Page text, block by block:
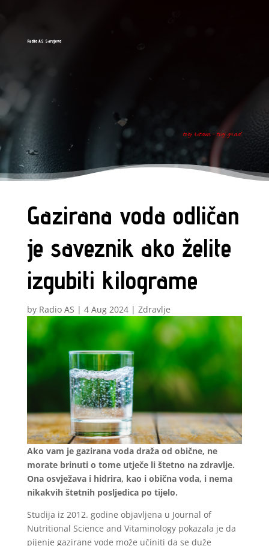
Radio AS Sarajevo
tvoj ritam - tvoj grad
Gazirana voda odličan
je saveznik ako želite
izgubiti kilograme
by Radio AS | 4 Aug 2024| Zdravlje
Ako vam je gazirana voda draža od obične, ne
morate brinuti o tome utječe li štetno na zdravlje.
Ona osvježava i hidrira, kao i obična voda, i nema
nikakvih štetnih posljedica po tijelo.
Studija iz 2012. godine objavljena u Journal of
Nutritional Science and Vitaminology pokazala je da
pijenje gazirane vode može učiniti da se duže